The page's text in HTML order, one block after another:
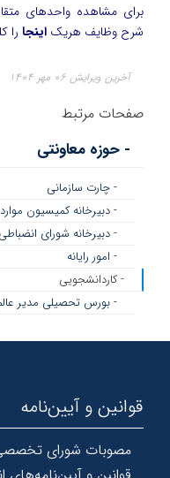
برای مشاهده واحدهای
شرح وظایف هریک اینجا را
آخرین ویرایش ۰۶ مهر ۱۴۰۴
صفحات مرتبط
- حوزه معاونتی
- چارت سازمانی
- دبیرخانه کمیسیون
- دبیرخانه شورای انضباطی
- امور رایانه
- کاردانشجویی
- بورس تحصیلی مدیر
قوانین و آیین‌نامه
مصوبات شورای